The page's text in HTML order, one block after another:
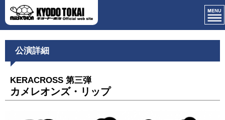
公演詳細
KERACROSS 第三弾
カメレオンズ・リップ